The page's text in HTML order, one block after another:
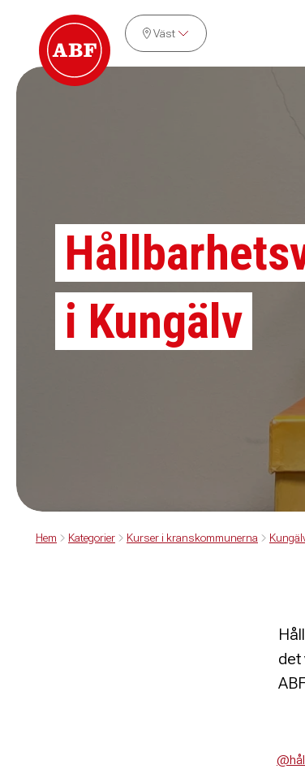
Väst
i Kungälv
Hem Kategorier Kurser i kranskommunerna
det